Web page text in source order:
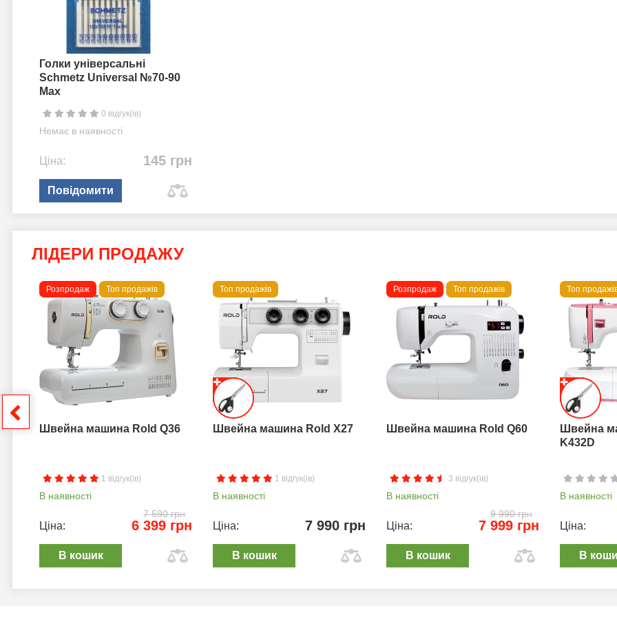
Голки універсальні
Schmetz Universal №70-90
Max
0 відгук(ів)
Немає в наявності
Ціна: 145 грн
Повідомити
ЛІДЕРИ ПРОДАЖУ
Розпродаж Топ продажів
Швейна машина Rold Q36
1 відгук(ів)
В наявності
7 590 грн
Ціна: 6 399 грн
В кошик
Топ продажів
Швейна машина Rold X27
1 відгук(ів)
В наявності
Ціна: 7 990 грн
В кошик
Розпродаж Топ продажів
Швейна машина Rold Q60
3 відгук(ів)
В наявності
9 990 грн
Ціна: 7 999 грн
В кошик
Топ
Швейна
K432D
В наявності
Ціна:
В